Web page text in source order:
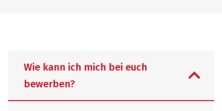
Wie kann ich mich bei euch
bewerben?